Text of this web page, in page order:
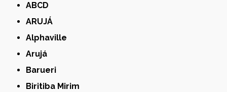
ABCD
ARUJÁ
Alphaville
Arujá
Barueri
Biritiba Mirim